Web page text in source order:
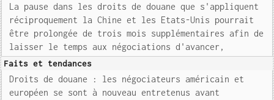
La pause dans les droits de douane que s'appliquent
réciproquement la Chine et les Etats-Unis pourrait
être prolongée de trois mois supplémentaires afin de
laisser le temps aux négociations d'avancer,
Faits et tendances
Droits de douane : les négociateurs américain et
européen se sont à nouveau entretenus avant